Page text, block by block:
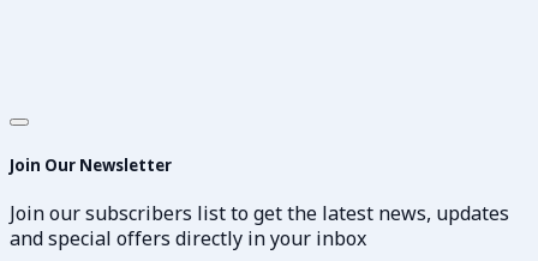
Join Our Newsletter
Join our subscribers list to get the latest news, updates
and special offers directly in your inbox